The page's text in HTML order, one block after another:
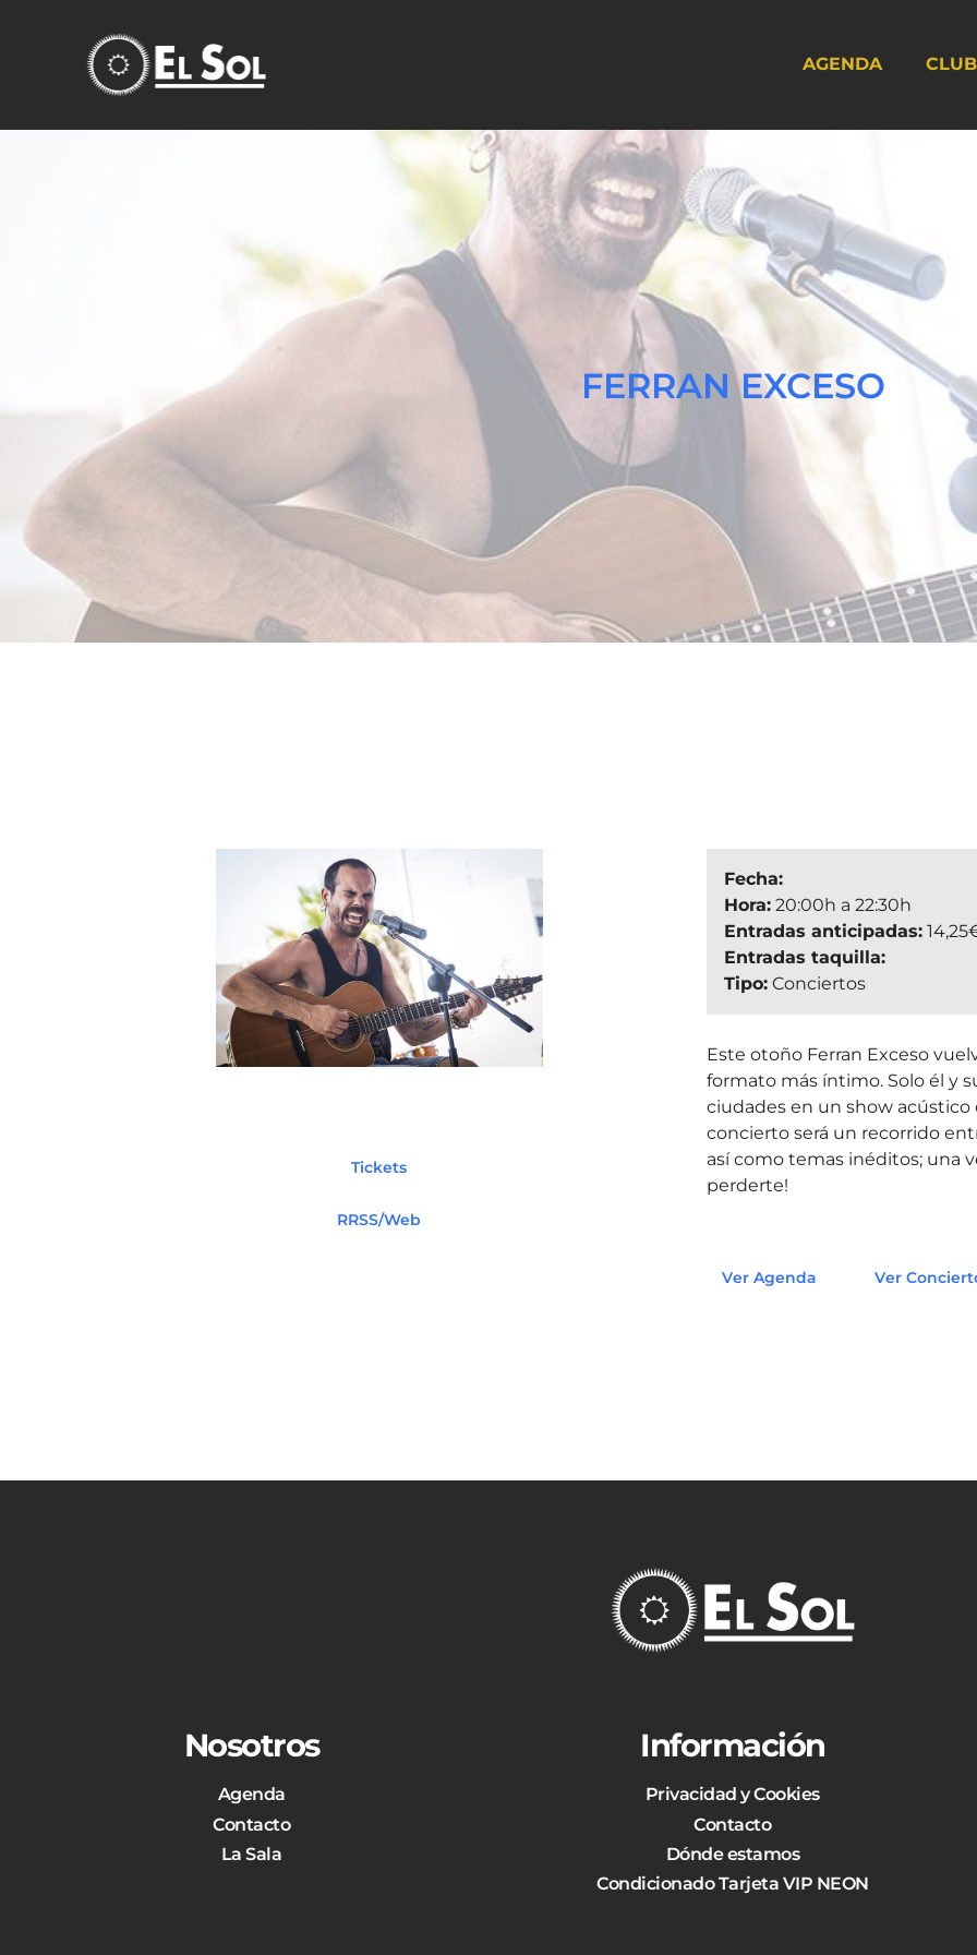
AGENDA
FERRAN EXCESO
Tickets
RRSS/Web
Fecha:
Hora:20:00h a 22:30h
Entradas anticipadas:
Entradas taquilla:
Tipo:Conciertos
Este otoño Ferran Exceso
formato más íntimo. Solo él y
ciudades en un show
concierto será un recorrido
así como temas inéditos; una
perderte!
Ver Agenda Ver
Nosotros
Agenda
Contacto
La Sala
Información
Privacidad y Cookies
Contacto
Dónde estamos
Condicionado Tarjeta VIP NEON